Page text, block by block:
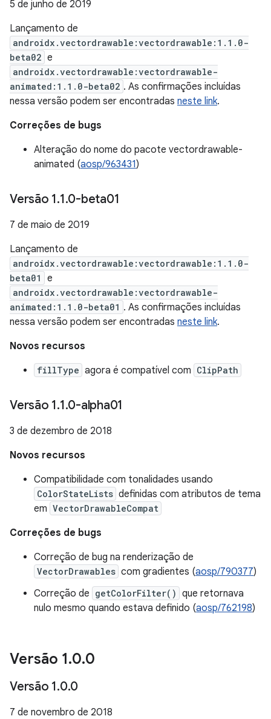
5 de junho de 2019
Lançamento de
androidx.vectordrawable:vectordrawable:1.1.0-
beta02 e
androidx.vectordrawable:vectordrawable-
animated:1.1.0-beta02 . As confirmações incluídas
nessa versão podem ser encontradas neste link.
Correções de bugs
Alteração do nome do pacote vectordrawable-
animated (aosp/963431)
Versão 1.1.0-beta01
7 de maio de 2019
Lançamento de
androidx.vectordrawable:vectordrawable:1.1.0-
beta01
e
androidx.vectordrawable:vectordrawable-
animated:1.1.0-beta01 . As confirmações incluídas
nessa versão podem ser encontradas neste link.
Novos recursos
fillType agora é compatível com ClipPath
Versão 1.1.0-alpha01
3 de dezembro de 2018
Novos recursos
Compatibilidade com tonalidades usando
ColorStateLists definidas com atributos de tema
em VectorDrawableCompat
Correções de bugs
Correção de bug na renderização de
VectorDrawables com gradientes (aosp/790377)
Correção de getColorFilter() que retornava
nulo mesmo quando estava definido (aosp/762198)
Versão 1.0.0
Versão 1.0.0
7 de novembro de 2018